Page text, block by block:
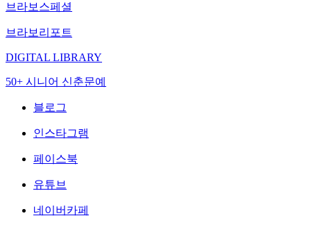
브라보스페셜
브라보리포트
DIGITAL LIBRARY
50+ 시니어 신춘문예
블로그
인스타그램
페이스북
유튜브
네이버카페